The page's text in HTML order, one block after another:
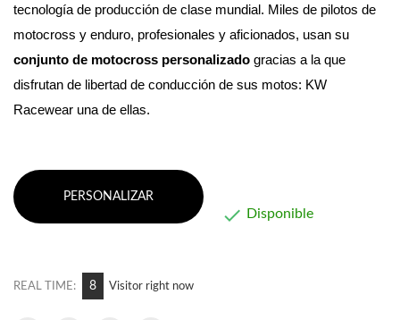
tecnología de producción de clase mundial. Miles de pilotos de
conjunto de motocross personalizado gracias a la que
disfrutan de libertad de conducción de sus motos: KW
Racewear una de ellas.
PERSONALIZAR
 Disponible
REAL TIME: 10 Visitor right now